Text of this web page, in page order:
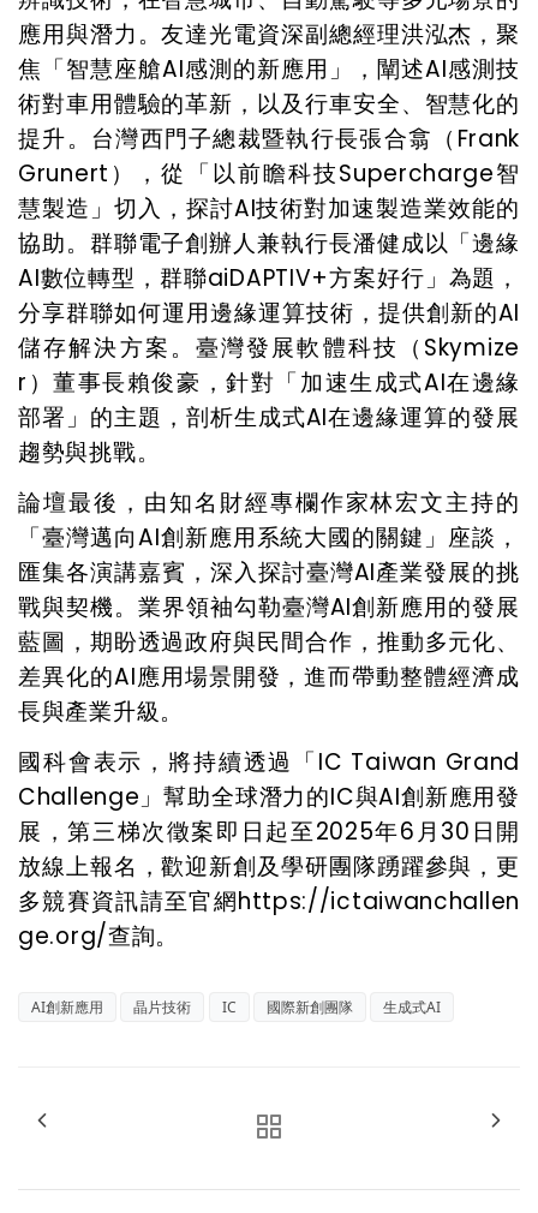
應用與潛力。友達光電資深副總經理洪泓杰，聚
焦「智慧座艙AI感測的新應用」，闡述AI感測技
術對車用體驗的革新，以及行車安全、智慧化的
提升。台灣西門子總裁暨執行長張合翕（ Frank
Grunert ），從「以前瞻科技Supercharge智
慧製造」切入，探討AI技術對加速製造業效能的
協助。群聯電子創辦人兼執行長潘健成以「邊緣
AI數位轉型，群聯aiDAPTIV+方案好行」為題，
分享群聯如何運用邊緣運算技術，提供創新的AI
儲存解決方案。臺灣發展軟體科技（ Skymize
r ）董事長賴俊豪，針對「加速生成式AI在邊緣
部署」的主題，剖析生成式AI在邊緣運算的發展
趨勢與挑戰。
論壇最後，由知名財經專欄作家林宏文主持的
「臺灣邁向AI創新應用系統大國的關鍵」座談，
匯集各演講嘉賓，深入探討臺灣AI產業發展的挑
戰與契機。業界領袖勾勒臺灣AI創新應用的發展
藍圖，期盼透過政府與民間合作，推動多元化、
差異化的AI應用場景開發，進而帶動整體經濟成
長與產業升級。
國科會表示，將持續透過「IC Taiwan Grand
Challenge 」幫助全球潛力的IC與AI創新應用發
展，第三梯次徵案即日起至2025年6月 30 日開
放線上報名，歡迎新創及學研團隊踴躍參與，更
多競賽資訊請至官網https://ictaiwanchallen
ge.org/查詢。
AI創新應用 晶片技術 IC 國際新創團隊 生成式AI